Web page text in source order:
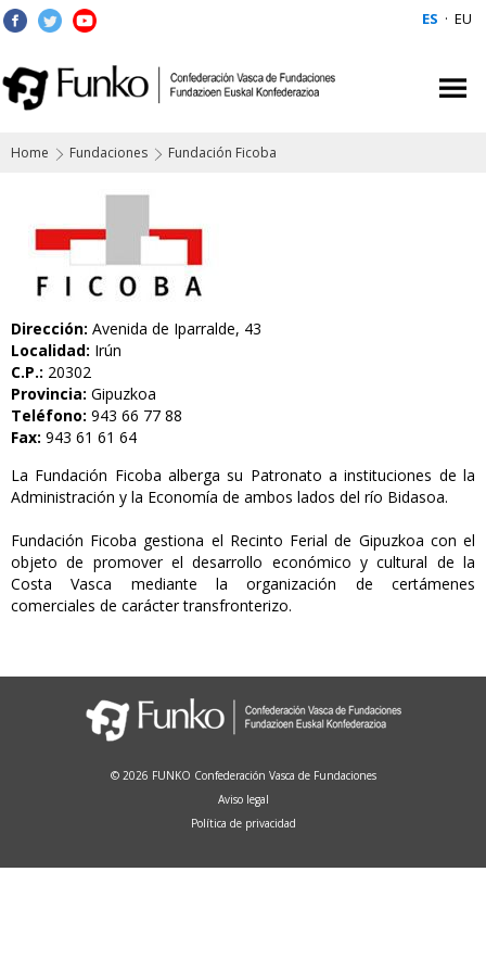
ES · EU
Home Fundaciones Fundación Ficoba
Dirección: Avenida de Iparralde, 43
Localidad: Irún
C.P.: 20302
Provincia: Gipuzkoa
Teléfono: 943 66 77 88
Fax: 943 61 61 64
La Fundación Ficoba alberga su Patronato a instituciones de la
Administración y la Economía de ambos lados del río Bidasoa.
Fundación Ficoba gestiona el Recinto Ferial de Gipuzkoa con el
objeto de promover el desarrollo económico y cultural de la
Costa Vasca mediante la organización de certámenes
comerciales de carácter transfronterizo.
© 2026 FUNKO Confederación Vasca de Fundaciones
Aviso legal
Política de privacidad